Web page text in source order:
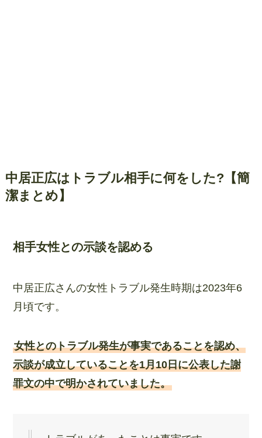
中居正広はトラブル相手に何をした?【簡
潔まとめ】
相手女性との示談を認める
中居正広さんの女性トラブル発生時期は2023年6
月頃です。
女性とのトラブル発生が事実であることを認め、
示談が成立していることを1月10日に公表した謝
罪文の中で明かされていました。